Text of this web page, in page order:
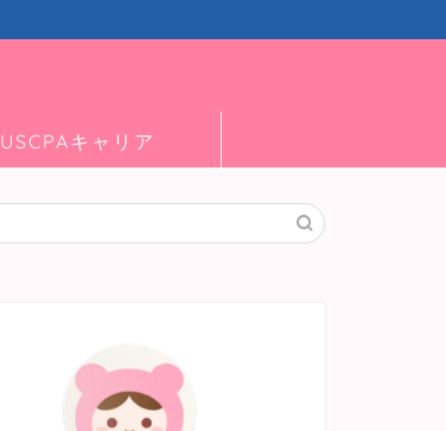
USCPAキャリア